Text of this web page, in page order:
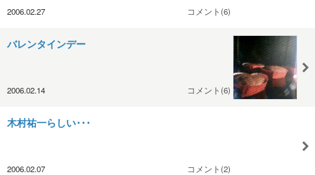
2006.02.27 コメント(6)
バレンタインデー
2006.02.14 コメント(6)
木村祐一らしい･･･
2006.02.07 コメント(2)